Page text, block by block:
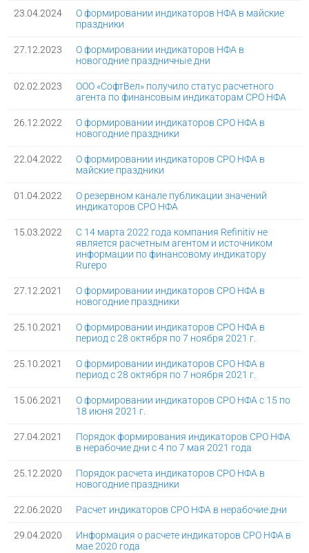
23.04.2024
О формировании индикаторов НФА в майские
праздники
27.12.2023
О формировании индикаторов НФА в
новогодние праздничные дни
02.02.2023
ООО «СофтВел» получило статус расчетного
агента по финансовым индикаторам СРО НФА
26.12.2022
О формировании индикаторов СРО НФА в
новогодние праздники
22.04.2022
О формировании индикаторов СРО НФА в
майские праздники
01.04.2022
О резервном канале публикации значений
индикаторов СРО НФА
15.03.2022
С 14 марта 2022 года компания Refinitiv не
является расчетным агентом и источником
информации по финансовому индикатору
Rurepo
27.12.2021
О формировании индикаторов СРО НФА в
новогодние праздники
25.10.2021
О формировании индикаторов СРО НФА в
период с 28 октября по 7 ноября 2021 г.
25.10.2021
О формировании индикаторов СРО НФА в
период с 28 октября по 7 ноября 2021 г.
15.06.2021
О формировании индикаторов СРО НФА с 15 по
18 июня 2021 г.
27.04.2021
Порядок формирования индикаторов СРО НФА
в нерабочие дни с 4 по 7 мая 2021 года
25.12.2020
Порядок расчета индикаторов СРО НФА в
новогодние праздники
22.06.2020 Расчет индикаторов СРО НФА в нерабочие дни
29.04.2020
Информация о расчете индикаторов СРО НФА в
мае 2020 года